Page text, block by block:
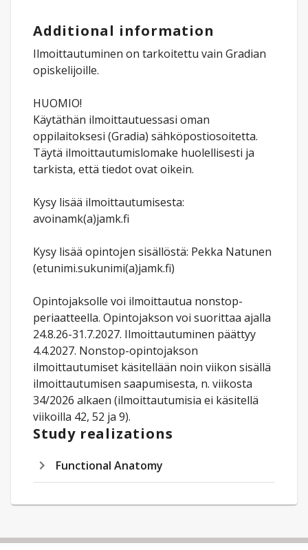
Additional information
Ilmoittautuminen on tarkoitettu vain Gradian
opiskelijoille.
HUOMIO!
Käytäthän ilmoittautuessasi oman
oppilaitoksesi (Gradia) sähköpostiosoitetta.
Täytä ilmoittautumislomake huolellisesti ja
tarkista, että tiedot ovat oikein.
Kysy lisää ilmoittautumisesta:
avoinamk(a)jamk.fi
Kysy lisää opintojen sisällöstä: Pekka Natunen
(etunimi.sukunimi(a)jamk.fi)
Opintojaksolle voi ilmoittautua nonstop-
periaatteella. Opintojakson voi suorittaa ajalla
24.8.26-31.7.2027. Ilmoittautuminen päättyy
4.4.2027. Nonstop-opintojakson
ilmoittautumiset käsitellään noin viikon sisällä
ilmoittautumisen saapumisesta, n. viikosta
34/2026 alkaen (ilmoittautumisia ei käsitellä
viikoilla 42, 52 ja 9).
Study realizations
Functional Anatomy